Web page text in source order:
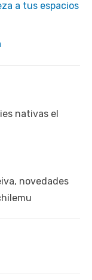
a tus espacios
nativas el
novedades